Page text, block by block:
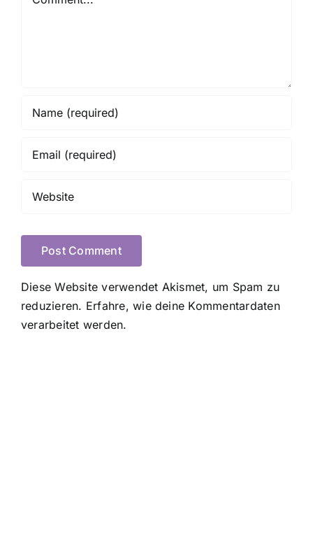
Diese Website verwendet Akismet, um Spam zu
reduzieren. Erfahre, wie deine Kommentardaten
verarbeitet werden.